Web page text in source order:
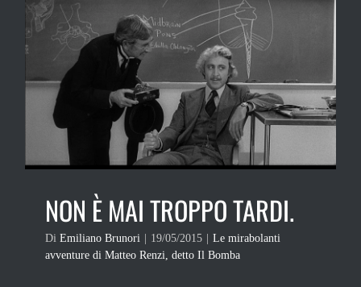
NON È MAI TROPPO TARDI.
Di Emiliano Brunori 19/05/2015
Le mirabolanti
avventure di Matteo Renzi, detto Il Bomba